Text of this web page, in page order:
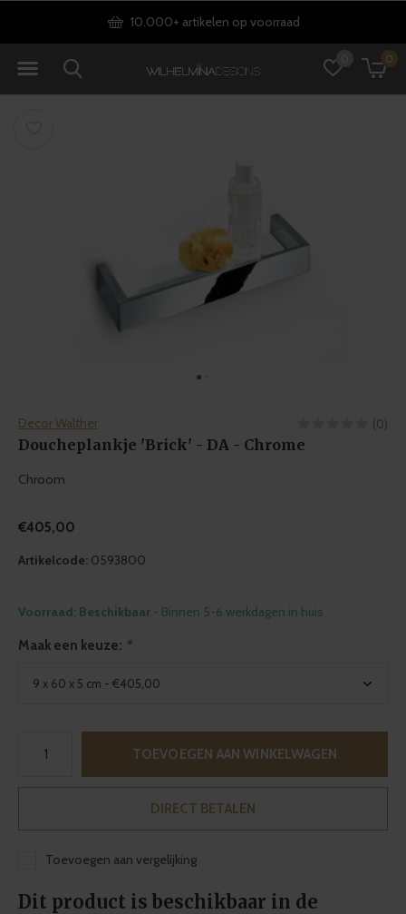
0
10.000+ artikelen op voorraad
Decor Walther (0)
Doucheplankje 'Brick' - DA - Chrome
Chroom
€405,00
Artikelcode: 0593800
Voorraad: Beschikbaar - Binnen 5-6 werkdagen in huis
Maak een keuze: *
TOEVOEGEN AAN WINKELWAGEN
DIRECT BETALEN
Toevoegen aan vergelijking
Dit product is beschikbaar in de